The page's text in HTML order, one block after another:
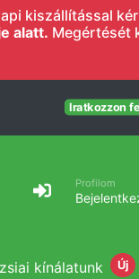
kiszállítással
alatt. Megértését
Iratkozzon
Profilom
kínálatunk Új